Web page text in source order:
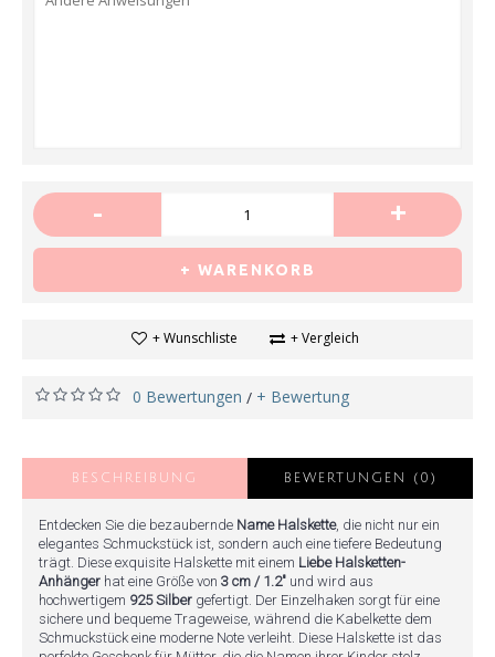
- +
+ WARENKORB
+ Wunschliste + Vergleich
0 Bewertungen / + Bewertung
BESCHREIBUNG BEWERTUNGEN (0)
Entdecken Sie die bezaubernde Name Halskette, die nicht nur ein
elegantes Schmuckstück ist, sondern auch eine tiefere Bedeutung
trägt. Diese exquisite Halskette mit einem Liebe Halsketten-
Anhänger hat eine Größe von 3 cm / 1.2" und wird aus
hochwertigem 925 Silber gefertigt. Der Einzelhaken sorgt für eine
sichere und bequeme Trageweise, während die Kabelkette dem
Schmuckstück eine moderne Note verleiht. Diese Halskette ist das